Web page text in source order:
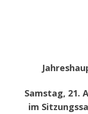
Samstag, 21.
im